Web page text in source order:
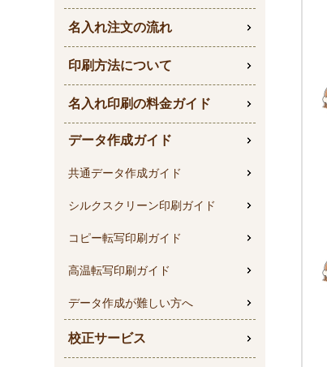
名入れ注文の流れ
印刷方法について
名入れ印刷の料金ガイド
データ作成ガイド
共通データ作成ガイド
シルクスクリーン印刷ガイド
コピー転写印刷ガイド
高温転写印刷ガイド
データ作成が難しい方へ
校正サービス